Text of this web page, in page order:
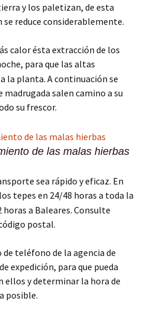
y los paletizan, de esta
reduce considerablemente.
calor ésta extracción de los
para que las altas
la planta. A continuación se
madrugada salen camino a su
su frescor.
de las malas hierbas
sea rápido y eficaz. En
tepes en 24/48 horas a toda la
horas a Baleares. Consulte
postal.
teléfono de la agencia de
expedición, para que pueda
ellos y determinar la hora de
posible.